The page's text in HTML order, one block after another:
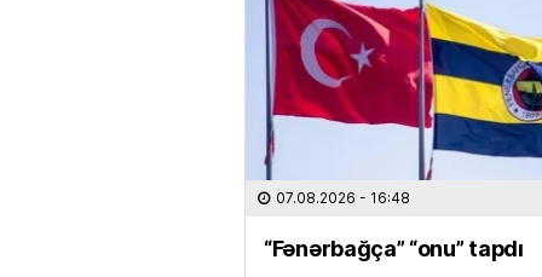
07.08.2026 - 16:48
“Fənərbağça” “onu” tapdı